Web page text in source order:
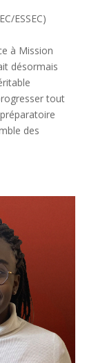
ESSEC)
à Mission
désormais
tout
des